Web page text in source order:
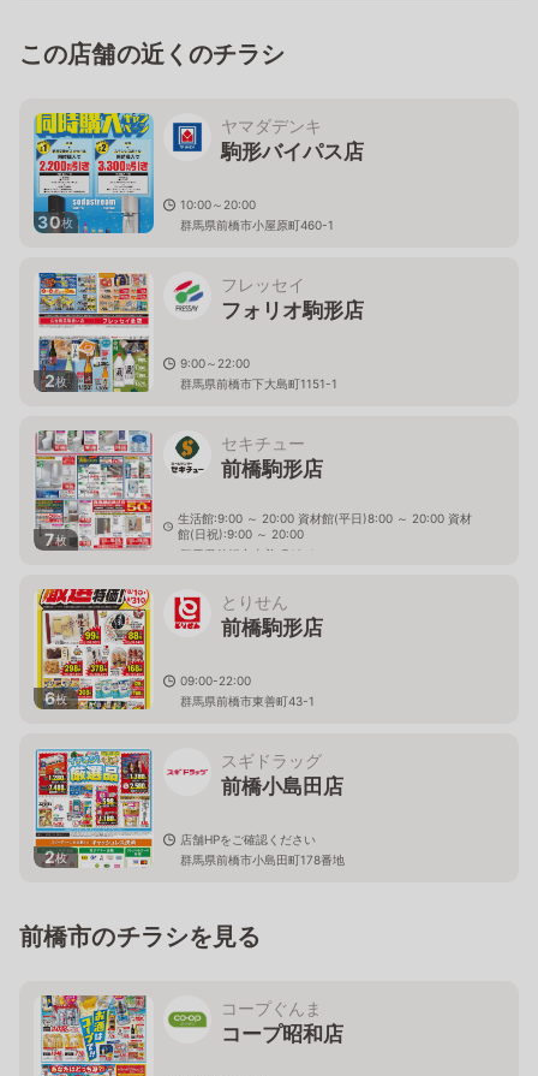
この店舗の近くのチラシ
30枚
ヤマダデンキ
駒形バイパス店
10:00～20:00
群馬県前橋市小屋原町460-1
2枚
フレッセイ
フォリオ駒形店
9:00～22:00
群馬県前橋市下大島町1151-1
7枚
セキチュー
前橋駒形店
生活館:9:00 ～ 20:00 資材館(平日)8:00 ～ 20:00 資材
館(日祝):9:00 ～ 20:00
群馬県前橋市東善町43-1
6枚
とりせん
前橋駒形店
09:00-22:00
群馬県前橋市東善町43-1
2枚
スギドラッグ
前橋小島田店
店舗HPをご確認ください
群馬県前橋市小島田町178番地
前橋市のチラシを見る
コープぐんま
コープ昭和店